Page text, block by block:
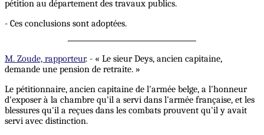
pétition au département des travaux publics.
- Ces conclusions sont adoptées.
M. Zoude, rapporteur. - « Le sieur Deys, ancien capitaine,
demande une pension de retraite. »
Le pétitionnaire, ancien capitaine de l'armée belge, a l'honneur
d'exposer à la chambre qu'il a servi dans l'armée française, et les
blessures qu'il a reçues dans les combats prouvent qu'il y avait
servi avec distinction.